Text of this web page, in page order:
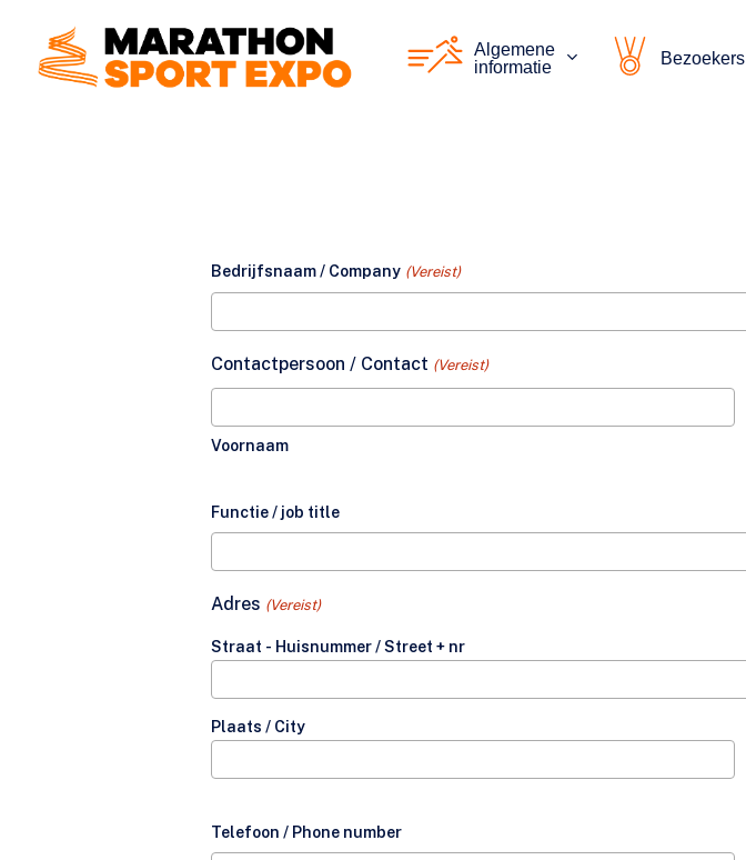
naar
Algemene
informatie
Bezoekers
Bedrijfsnaam / Company (Vereist)
Contactpersoon / Contact (Vereist)
Voornaam
Functie / job title
Adres (Vereist)
Straat - Huisnummer / Street + nr
Plaats / City
Telefoon / Phone number